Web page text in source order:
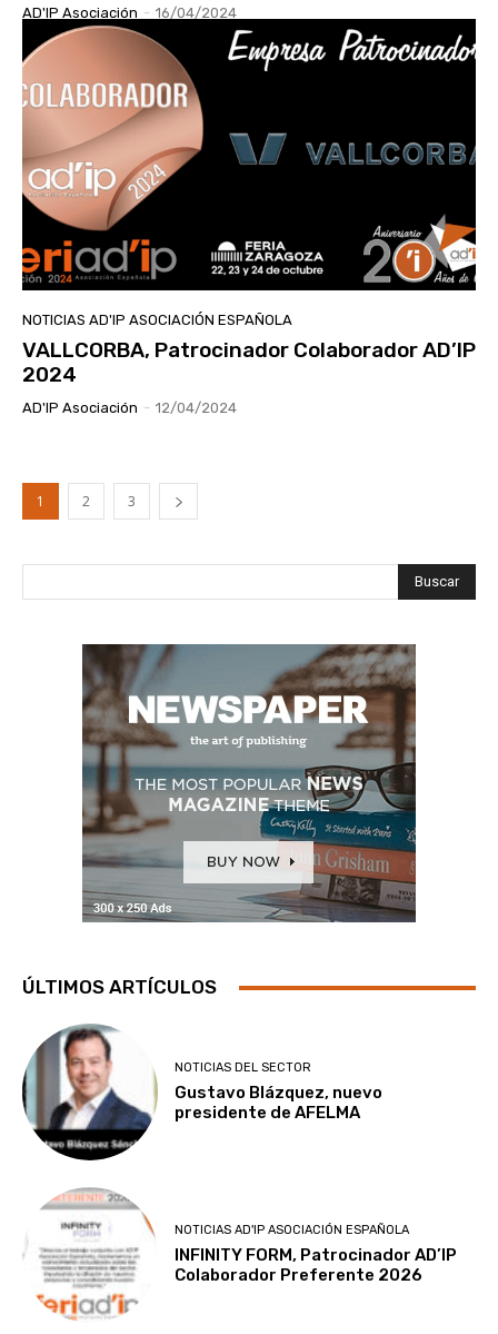
AD'IP Asociación - 16/04/2024
NOTICIAS AD'IP ASOCIACIÓN ESPAÑOLA
VALLCORBA, Patrocinador Colaborador AD’IP
2024
AD'IP Asociación - 12/04/2024
1 2 3
Buscar
ÚLTIMOS ARTÍCULOS
NOTICIAS DEL SECTOR
Gustavo Blázquez, nuevo
presidente de AFELMA
NOTICIAS AD'IP ASOCIACIÓN ESPAÑOLA
INFINITY FORM, Patrocinador AD’IP
Colaborador Preferente 2026